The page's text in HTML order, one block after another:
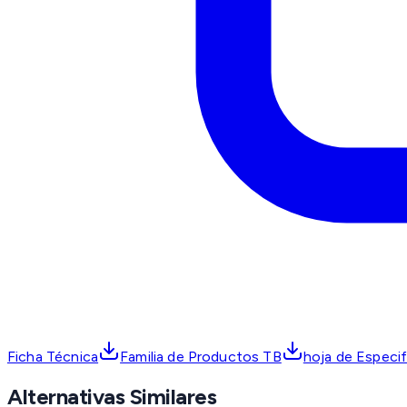
Ficha Técnica Familia de Productos TB hoja de
Alternativas Similares